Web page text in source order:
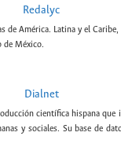
Redalyc
de América. Latina y el
de México.
Dialnet
científica hispana que
y sociales. Su base de